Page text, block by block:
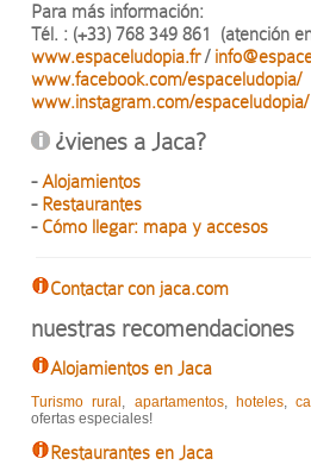
Para más información:
Tél. : (+33) 768 349 861 (atención
www.espaceludopia.fr/
www.facebook.com/espaceludopia/
www.instagram.com/espaceludopia/
¿vienes a Jaca?
- Alojamientos
- Restaurantes
- Cómo llegar: mapa y accesos
Contactar con jaca.com
nuestras recomendaciones
Alojamientos en Jaca
Turismo rural , apartamentos, hoteles,
ofertas especiales!
Restaurantes en Jaca